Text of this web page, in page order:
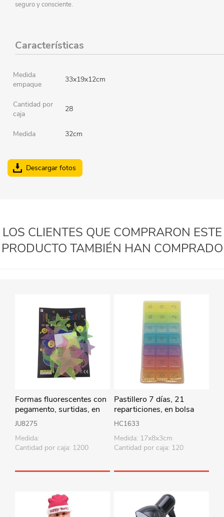
seguro y consciente.
Características
Medida
empaque
33x19x12cm
Cantidad por
caja
28
Medida 32cm
Descargar fotos
LOS CLIENTES QUE COMPRARON ESTE
PRODUCTO TAMBIÉN HAN COMPRADO
Formas fluorescentes con
pegamento, surtidas, en
blister
JU8275
Medida:
Cantidad por caja: 1200
Pastillero 7 días, 21
reparticiones, en bolsa
HC1633
Medida: 17x8x3cm
Cantidad por caja: 120